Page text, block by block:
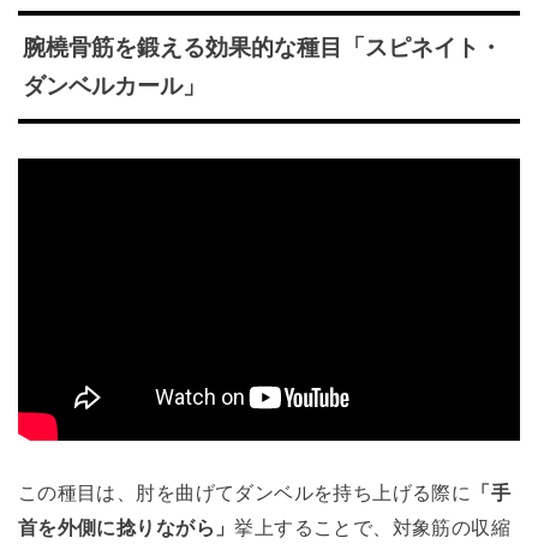
腕橈骨筋を鍛える効果的な種目「スピネイト・
ダンベルカール」
この種目は、肘を曲げてダンベルを持ち上げる際に
「手
首を外側に捻りながら」挙上することで、対象筋の収縮